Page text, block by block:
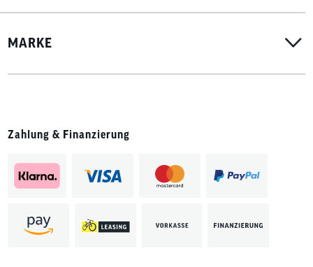
MARKE
Zahlung & Finanzierung